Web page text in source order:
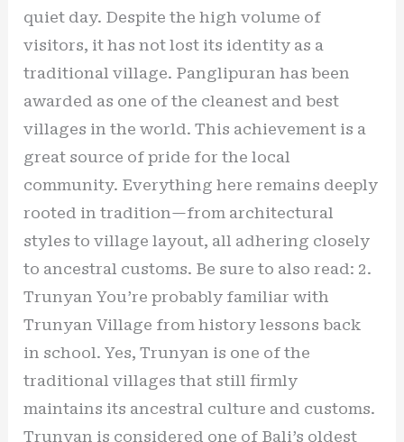
quiet day. Despite the high volume of
visitors, it has not lost its identity as a
traditional village. Panglipuran has been
awarded as one of the cleanest and best
villages in the world. This achievement is a
great source of pride for the local
community. Everything here remains deeply
rooted in tradition—from architectural
styles to village layout, all adhering closely
to ancestral customs. Be sure to also read: 2.
Trunyan You’re probably familiar with
Trunyan Village from history lessons back
in school. Yes, Trunyan is one of the
traditional villages that still firmly
maintains its ancestral culture and customs.
Trunyan is considered one of Bali’s oldest